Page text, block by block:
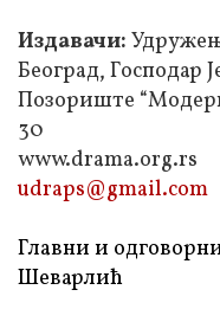
Издавачи:
Београд, Господар
Позориште
30
www.drama.org.rs
udraps@gmail.com
Главни и
Шеварлић